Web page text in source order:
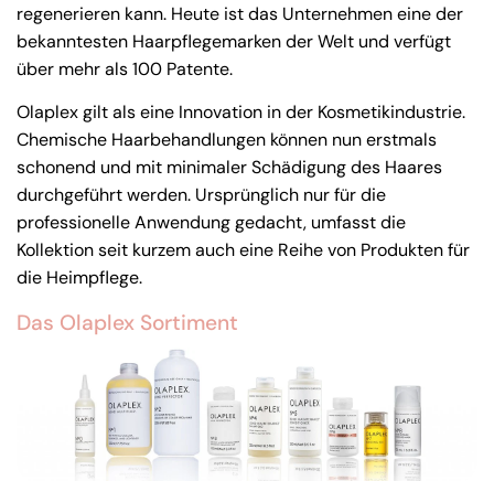
regenerieren kann. Heute ist das Unternehmen eine der
bekanntesten Haarpflegemarken der Welt und verfügt
über mehr als 100 Patente.
Olaplex gilt als eine Innovation in der Kosmetikindustrie.
Chemische Haarbehandlungen können nun erstmals
schonend und mit minimaler Schädigung des Haares
durchgeführt werden. Ursprünglich nur für die
professionelle Anwendung gedacht, umfasst die
Kollektion seit kurzem auch eine Reihe von Produkten für
die Heimpflege.
Das Olaplex Sortiment